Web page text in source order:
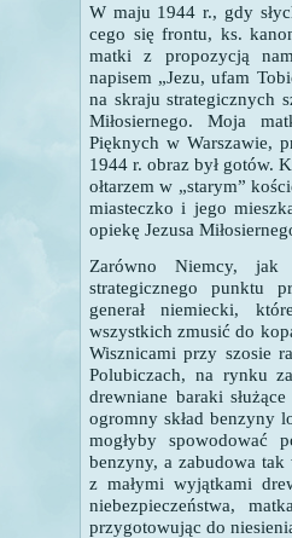
W maju 1944 r., gdy
cego się frontu, ks.
matki z propozycją
napisem „Je­zu, ufam
na skraju strategicznych
Miłosiernego. Moja
Pięknych w Warszawie,
1944 r. obraz był gotów.
ołtarzem w „starym”
miasteczko i jego
opiekę Jezusa
Zarówno Niemcy,
strategicznego punktu
generał niemiecki,
wszystkich zmusić do
Wisznicami przy szosie
Polubiczach, na rynku
drewniane baraki
ogromny skład benzyny
mogłyby spowodować
benzyny, a zabudowa tak
z małymi wyjątkami
niebezpieczeństwa,
przygotowując do